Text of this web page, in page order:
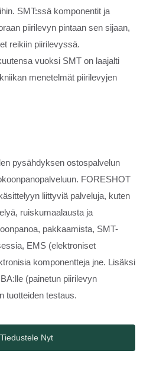
SMT:ssä komponentit ja
piirilevyn pintaan sen sijaan,
reikiin piirilevyssä.
vuoksi SMT on laajalti
menetelmät piirilevyjen
pysähdyksen ostospalvelun
FORESHOT
liittyviä palveluja, kuten
ruiskumaalausta ja
pakkaamista, SMT-
EMS (elektroniset
komponentteja jne. Lisäksi
(painetun piirilevyn
tuotteiden testaus.
Tiedustele Nyt